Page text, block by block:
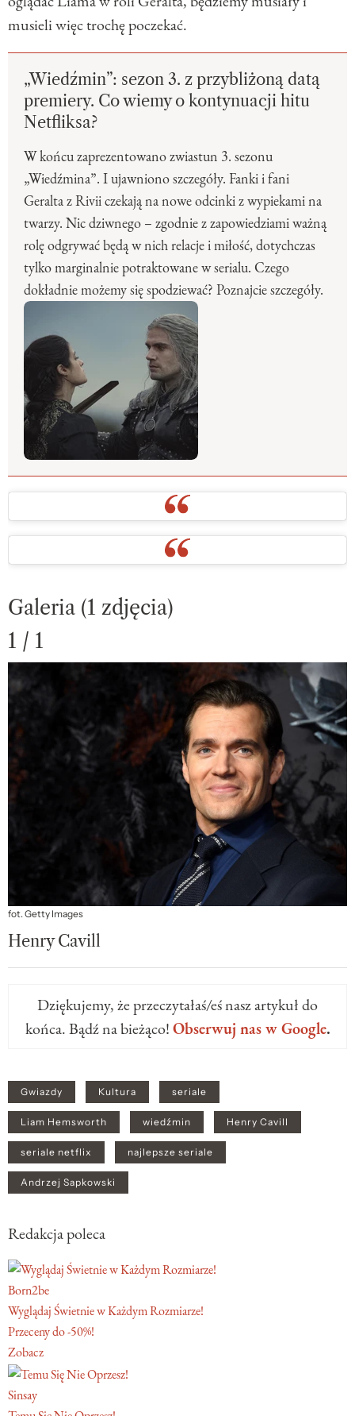
musieli więc trochę poczekać.
„Wiedźmin”: sezon 3. z przybliżoną datą
premiery. Co wiemy o kontynuacji hitu
Netfliksa?
W końcu zaprezentowano zwiastun 3. sezonu
„Wiedźmina”. I ujawniono szczegóły. Fanki i fani
Geralta z Rivii czekają na nowe odcinki z wypiekami na
twarzy. Nic dziwnego – zgodnie z zapowiedziami ważną
rolę odgrywać będą w nich relacje i miłość, dotychczas
tylko marginalnie potraktowane w serialu. Czego
dokładnie możemy się spodziewać? Poznajcie szczegóły.
Galeria (1 zdjęcia)
1 / 1
fot. Getty Images
Henry Cavill
Dziękujemy, że przeczytałaś/eś nasz artykuł do
końca. Bądź na bieżąco!Obserwuj nas w Google.
Gwiazdy Kultura seriale
Liam Hemsworth wiedźmin Henry Cavill
seriale netflix najlepsze seriale
Andrzej Sapkowski
Redakcja poleca
Born2be
Wyglądaj Świetnie w Każdym Rozmiarze!
Przeceny do -50%!
Zobacz
Sinsay